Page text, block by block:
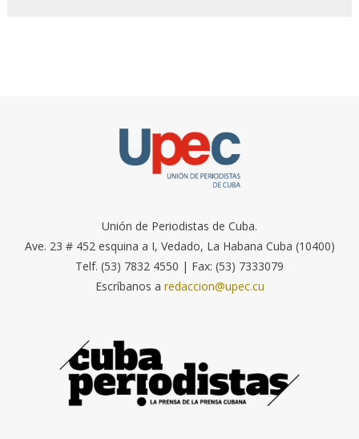
Unión de Periodistas de Cuba.
Ave. 23 # 452 esquina a I, Vedado, La Habana Cuba (10400)
Telf. (53) 7832 4550 | Fax: (53) 7333079
Escríbanos a redaccion@upec.cu